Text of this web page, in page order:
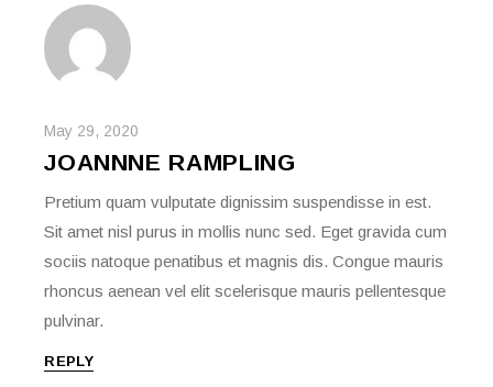
May 29, 2020
JOANNNE RAMPLING
Pretium quam vulputate dignissim suspendisse in est.
Sit amet nisl purus in mollis nunc sed. Eget gravida cum
sociis natoque penatibus et magnis dis. Congue mauris
rhoncus aenean vel elit scelerisque mauris pellentesque
pulvinar.
REPLY